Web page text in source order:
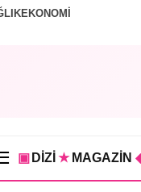
EKONOMİ
▣ DİZİ ★ MAGAZİN